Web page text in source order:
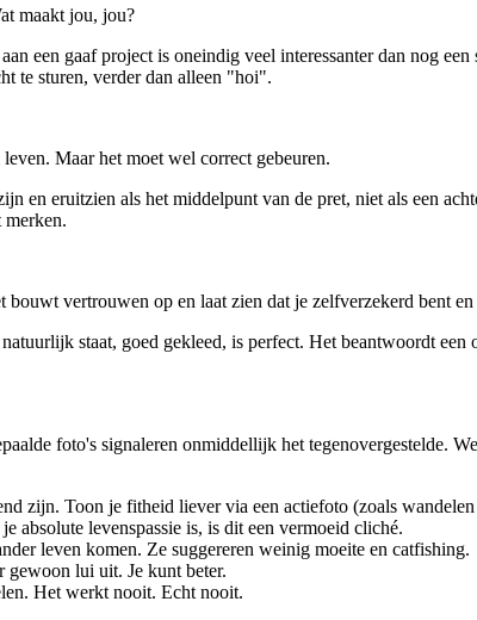
maakt jou, jou?
een gaaf project is oneindig veel interessanter dan nog
te sturen, verder dan alleen "hoi".
Maar het moet wel correct gebeuren.
en eruitzien als het middelpunt van de pret, niet als een
merken.
vertrouwen op en laat zien dat je zelfverzekerd bent en
staat, goed gekleed, is perfect. Het beantwoordt
foto's signaleren onmiddellijk het tegenovergestelde.
zijn. Toon je fitheid liever via een actiefoto (zoals
absolute levenspassie is, is dit een vermoeid cliché.
leven komen. Ze suggereren weinig moeite en catfishing.
gewoon lui uit. Je kunt beter.
Het werkt nooit. Echt nooit.